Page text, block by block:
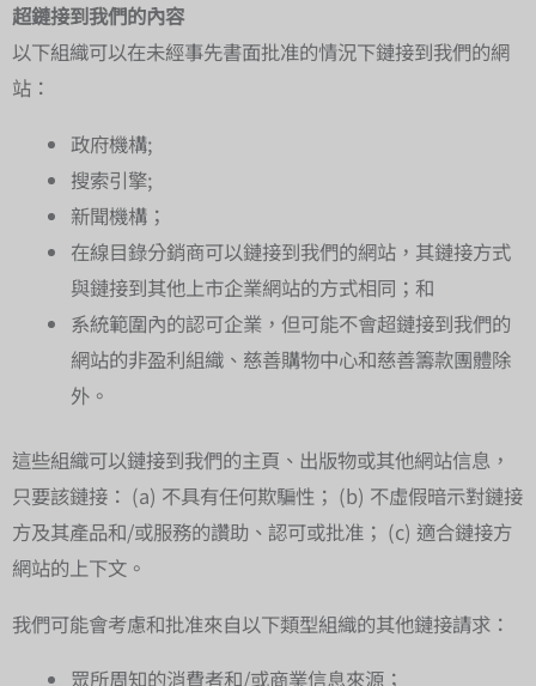
超鏈接到我們的內容
以下組織可以在未經事先書面批准的情況下鏈接到我們的網
站：
政府機構;
搜索引擎;
新聞機構；
在線目錄分銷商可以鏈接到我們的網站，其鏈接方式
與鏈接到其他上市企業網站的方式相同；和
系統範圍內的認可企業，但可能不會超鏈接到我們的
網站的非盈利組織、慈善購物中心和慈善籌款團體除
外。
這些組織可以鏈接到我們的主頁、出版物或其他網站信息，
只要該鏈接： (a) 不具有任何欺騙性； (b) 不虛假暗示對鏈接
方及其產品和/或服務的讚助、認可或批准； (c) 適合鏈接方
網站的上下文。
我們可能會考慮和批准來自以下類型組織的其他鏈接請求：
眾所周知的消費者和/或商業信息來源；